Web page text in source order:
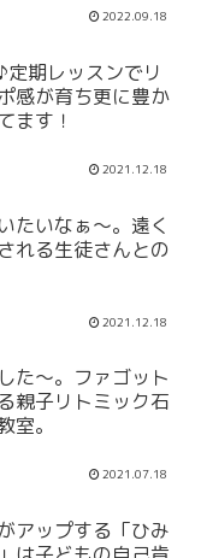
2022.09.18
期レッスンでリ
感が育ち更に豊か
ます！
2021.12.18
たいなぁ～。遠く
れる生徒さんとの
2021.12.18
た～。ファゴット
親子リトミック石
室。
2021.07.18
アップする「ひみ